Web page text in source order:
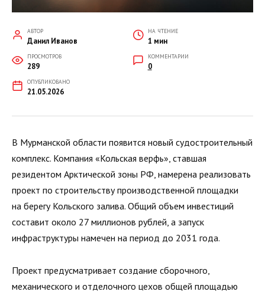
АВТОР
Данил Иванов
НА ЧТЕНИЕ
1 мин
ПРОСМОТРОВ
289
КОММЕНТАРИИ
0
ОПУБЛИКОВАНО
21.05.2026
В Мурманской области появится новый судостроительный
комплекс. Компания «Кольская верфь», ставшая
резидентом Арктической зоны РФ, намерена реализовать
проект по строительству производственной площадки
на берегу Кольского залива. Общий объем инвестиций
составит около 27 миллионов рублей, а запуск
инфраструктуры намечен на период до 2031 года.
Проект предусматривает создание сборочного,
механического и отделочного цехов общей площадью